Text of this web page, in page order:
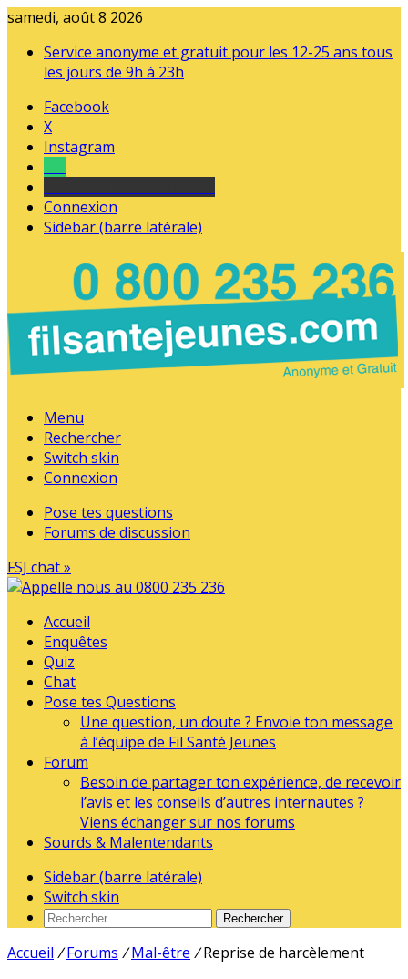
samedi, août 8 2026
Service anonyme et gratuit pour les 12-25 ans tous
les jours de 9h à 23h
Facebook
X
Instagram
Connexion
Sidebar (barre latérale)
Menu
Rechercher
Switch skin
Connexion
Pose tes questions
Forums de discussion
FSJ chat »
Accueil
Enquêtes
Quiz
Chat
Pose tes Questions
Une question, un doute ? Envoie ton message
à l’équipe de Fil Santé Jeunes
Forum
Besoin de partager ton expérience, de recevoir
l’avis et les conseils d’autres internautes ?
Viens échanger sur nos forums
Sourds & Malentendants
Sidebar (barre latérale)
Switch skin
Rechercher
Accueil / Forums / Mal-être / Reprise de harcèlement